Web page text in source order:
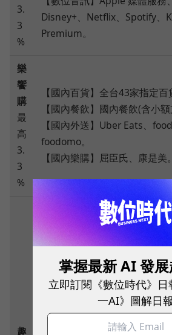
3.
3
%
Disney+、Netflix、Spotify、
Premium。
樂
饗
購
最
高
3.
3
%
【國內百貨】全台43家指定百
【國內餐飲】國內餐飲(含小額
【國內外送】Uber Eats、
foodomo。
【國內樂購】屈臣氏、康是美。
趣
【海外消費】海外實體通路
到店付餐等)。
【海外交通】指定交通卡儲值
ICOCA)、Uber、Grab。
【指定樂園】東京迪士尼、東
大阪環球影城、吉卜力公園。
【旅遊訂房平台】Klook、
Airbnb、Hotels.com。
掌握最新 AI 發展
立即訂閱《數位時代》日
一AI》圖解日報